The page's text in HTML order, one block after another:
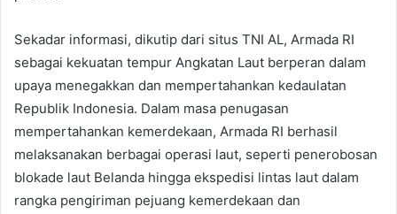
Sekadar informasi, dikutip dari situs TNI AL, Armada RI
sebagai kekuatan tempur Angkatan Laut berperan dalam
upaya menegakkan dan mempertahankan kedaulatan
Republik Indonesia. Dalam masa penugasan
mempertahankan kemerdekaan, Armada RI berhasil
melaksanakan berbagai operasi laut, seperti penerobosan
blokade laut Belanda hingga ekspedisi lintas laut dalam
rangka pengiriman pejuang kemerdekaan dan